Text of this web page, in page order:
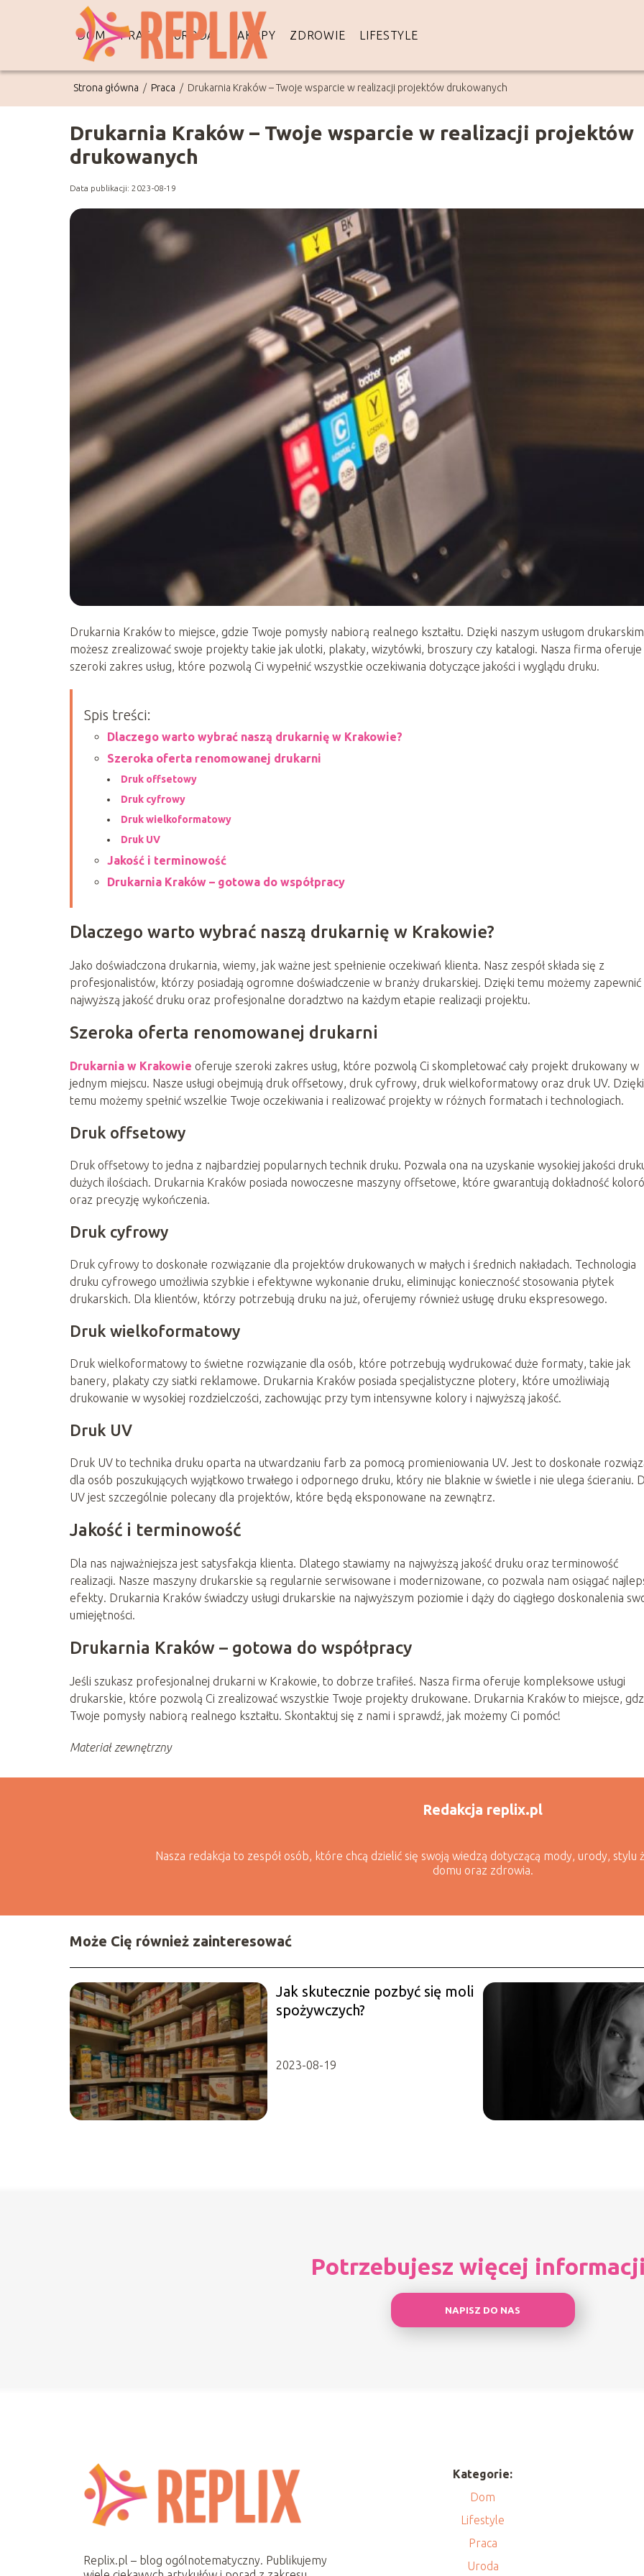
DOM PRACA URODA ZAKUPY ZDROWIE LIFESTYLE
Strona główna / Praca / Drukarnia Kraków – Twoje wsparcie w realizacji projektów drukowanych
Drukarnia Kraków – Twoje wsparcie w realizacji projektów
drukowanych
Data publikacji: 2023-08-19
Drukarnia Kraków to miejsce, gdzie Twoje pomysły nabiorą realnego kształtu. Dzięki naszym usługom drukarskim
możesz zrealizować swoje projekty takie jak ulotki, plakaty, wizytówki, broszury czy katalogi. Nasza firma oferuje
szeroki zakres usług, które pozwolą Ci wypełnić wszystkie oczekiwania dotyczące jakości i wyglądu druku.
Spis treści:
Dlaczego warto wybrać naszą drukarnię w Krakowie?
Szeroka oferta renomowanej drukarni
Druk offsetowy
Druk cyfrowy
Druk wielkoformatowy
Druk UV
Jakość i terminowość
Drukarnia Kraków – gotowa do współpracy
Dlaczego warto wybrać naszą drukarnię w Krakowie?
Jako doświadczona drukarnia, wiemy, jak ważne jest spełnienie oczekiwań klienta. Nasz zespół składa się z
profesjonalistów, którzy posiadają ogromne doświadczenie w branży drukarskiej. Dzięki temu możemy zapewnić
najwyższą jakość druku oraz profesjonalne doradztwo na każdym etapie realizacji projektu.
Szeroka oferta renomowanej drukarni
Drukarnia w Krakowie oferuje szeroki zakres usług, które pozwolą Ci skompletować cały projekt drukowany w
jednym miejscu. Nasze usługi obejmują druk offsetowy, druk cyfrowy, druk wielkoformatowy oraz druk UV. Dzięki
temu możemy spełnić wszelkie Twoje oczekiwania i realizować projekty w różnych formatach i technologiach.
Druk offsetowy
Druk offsetowy to jedna z najbardziej popularnych technik druku. Pozwala ona na uzyskanie wysokiej jakości
dużych ilościach. Drukarnia Kraków posiada nowoczesne maszyny offsetowe, które gwarantują dokładność
oraz precyzję wykończenia.
Druk cyfrowy
Druk cyfrowy to doskonałe rozwiązanie dla projektów drukowanych w małych i średnich nakładach. Technologia
druku cyfrowego umożliwia szybkie i efektywne wykonanie druku, eliminując konieczność stosowania płytek
drukarskich. Dla klientów, którzy potrzebują druku na już, oferujemy również usługę druku ekspresowego.
Druk wielkoformatowy
Druk wielkoformatowy to świetne rozwiązanie dla osób, które potrzebują wydrukować duże formaty, takie jak
banery, plakaty czy siatki reklamowe. Drukarnia Kraków posiada specjalistyczne plotery, które umożliwiają
drukowanie w wysokiej rozdzielczości, zachowując przy tym intensywne kolory i najwyższą jakość.
Druk UV
Druk UV to technika druku oparta na utwardzaniu farb za pomocą promieniowania UV. Jest to doskonałe
dla osób poszukujących wyjątkowo trwałego i odpornego druku, który nie blaknie w świetle i nie ulega ścieraniu.
UV jest szczególnie polecany dla projektów, które będą eksponowane na zewnątrz.
Jakość i terminowość
Dla nas najważniejsza jest satysfakcja klienta. Dlatego stawiamy na najwyższą jakość druku oraz terminowość
realizacji. Nasze maszyny drukarskie są regularnie serwisowane i modernizowane, co pozwala nam osiągać
efekty. Drukarnia Kraków świadczy usługi drukarskie na najwyższym poziomie i dąży do ciągłego doskonalenia
umiejętności.
Drukarnia Kraków – gotowa do współpracy
Jeśli szukasz profesjonalnej drukarni w Krakowie, to dobrze trafiłeś. Nasza firma oferuje kompleksowe usługi
drukarskie, które pozwolą Ci zrealizować wszystkie Twoje projekty drukowane. Drukarnia Kraków to miejsce,
Twoje pomysły nabiorą realnego kształtu. Skontaktuj się z nami i sprawdź, jak możemy Ci pomóc!
Materiał zewnętrzny
Redakcja replix.pl
Nasza redakcja to zespół osób, które chcą dzielić się swoją wiedzą dotyczącą mody, urody, stylu
domu oraz zdrowia.
Może Cię również zainteresować
Jak skutecznie pozbyć się moli
spożywczych?
2023-08-19
Potrzebujesz więcej
NAPISZ DO NAS
Replix.pl – blog ogólnotematyczny. Publikujemy
Kategorie:
Dom
Lifestyle
Praca
Uroda